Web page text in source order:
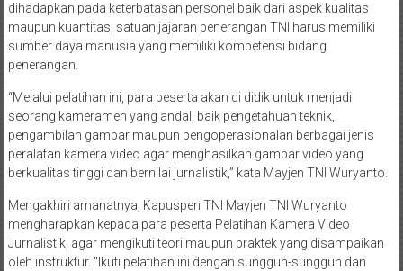
dihadapkan pada keterbatasan personel baik dari aspek kualitas
maupun kuantitas, satuan jajaran penerangan TNI harus memiliki
sumber daya manusia yang memiliki kompetensi bidang
penerangan.
“Melalui pelatihan ini, para peserta akan di didik untuk menjadi
seorang kameramen yang andal, baik pengetahuan teknik,
pengambilan gambar maupun pengoperasionalan berbagai jenis
peralatan kamera video agar menghasilkan gambar video yang
berkualitas tinggi dan bernilai jurnalistik,” kata Mayjen TNI Wuryanto.
Mengakhiri amanatnya, Kapuspen TNI Mayjen TNI Wuryanto
mengharapkan kepada para peserta Pelatihan Kamera Video
Jurnalistik, agar mengikuti teori maupun praktek yang disampaikan
oleh instruktur. “Ikuti pelatihan ini dengan sungguh-sungguh dan